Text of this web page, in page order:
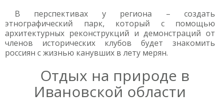
В перспективах у региона – создать
этнографический парк, который с помощью
архитектурных реконструкций и демонстраций от
членов исторических клубов будет знакомить
россиян с жизнью канувших в лету мерян.
Отдых на природе в
Ивановской области